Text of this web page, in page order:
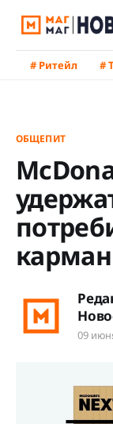
# Ритейл #
ОБЩЕПИТ
09